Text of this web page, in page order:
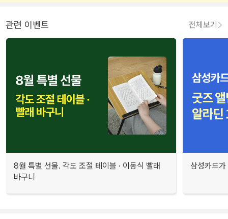
관련 이벤트 전체보기
8월 특별 선물. 각도 조절 테이블 · 이동식 빨래
바구니
삼성카드